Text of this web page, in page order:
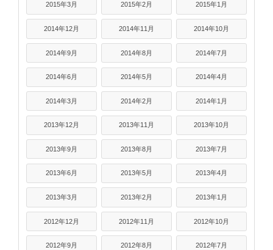
2015年3月 2015年2月 2015年1月
2014年12月 2014年11月 2014年10月
2014年9月 2014年8月 2014年7月
2014年6月 2014年5月 2014年4月
2014年3月 2014年2月 2014年1月
2013年12月 2013年11月 2013年10月
2013年9月 2013年8月 2013年7月
2013年6月 2013年5月 2013年4月
2013年3月 2013年2月 2013年1月
2012年12月 2012年11月 2012年10月
2012年9月 2012年8月 2012年7月